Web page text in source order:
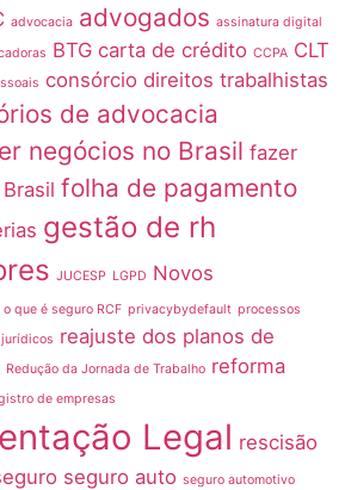
advocacia advogados assinatura digital
BTG carta de crédito CCPA CLT
consórcio direitos trabalhistas
de advocacia
negócios no Brasil fazer
folha de pagamento
gestão de rh
JUCESP LGPD Novos
o que é seguro RCF privacybydefault processos
reajuste dos planos de
Redução da Jornada de Trabalho reforma
de empresas
Legal rescisão
seguro auto seguro automotivo